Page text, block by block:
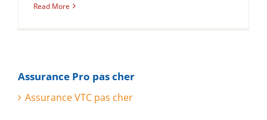
Read More
Assurance Pro pas cher
Assurance VTC pas cher